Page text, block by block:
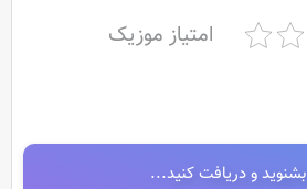
امتیاز موزیک
بشنوید و دریافت کنید...